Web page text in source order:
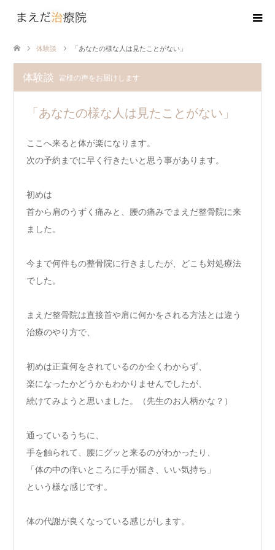
体験談 「あなたの様な人は見たことがない」
体験談 皆様の声をお届けします
「あなたの様な人は見たことがない」
ここへ来ると体が楽になります。
次の予約までに早く行きたいと思う事があります。
初めは
首から肩のうずく痛みと、腰の痛みでまえだ整骨院に来
ました。
今まで何件もの整骨院に行きましたが、どこも対処療法
でした。
まえだ整骨院は直接首や肩に何かをされる方法とは違う
治療のやり方で、
初めは正直何をされているのか全くわからず、
楽になったかどうかもわかりませんでしたが、
続けてみようと思いました。（先生のお人柄かな？）
通っているうちに、
手を触られて、腰にグッと来るのがわかったり、
「体の中の痒いところに手が届き、いい気持ち」
という様な感じです。
体の代謝が良くなっている感じがします。